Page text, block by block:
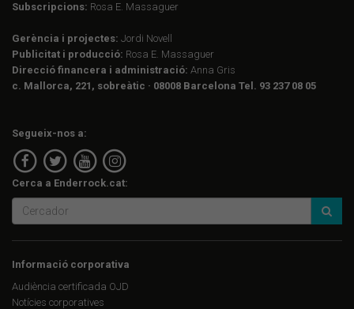
Subscripcions: Rosa E. Massaguer
Gerència i projectes: Jordi Novell
Publicitat i producció: Rosa E. Massaguer
Direcció financera i administració: Anna Gris
c. Mallorca, 221, sobreàtic · 08008 Barcelona Tel. 93 237 08 05
Segueix-nos a:
Cerca a Enderrock.cat:
Informació corporativa
Audiència certificada OJD
Notícies corporatives